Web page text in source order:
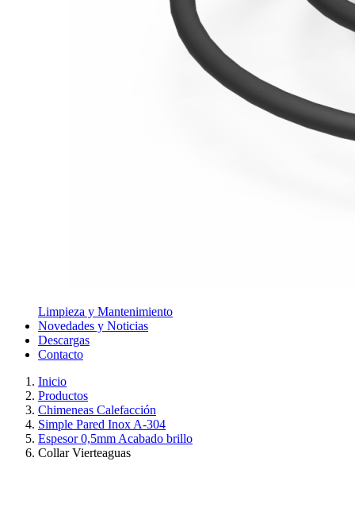
Limpieza y Mantenimiento
Novedades y Noticias
Descargas
Contacto
Inicio
Productos
Chimeneas Calefacción
Simple Pared Inox A-304
Espesor 0,5mm Acabado brillo
Collar Vierteaguas